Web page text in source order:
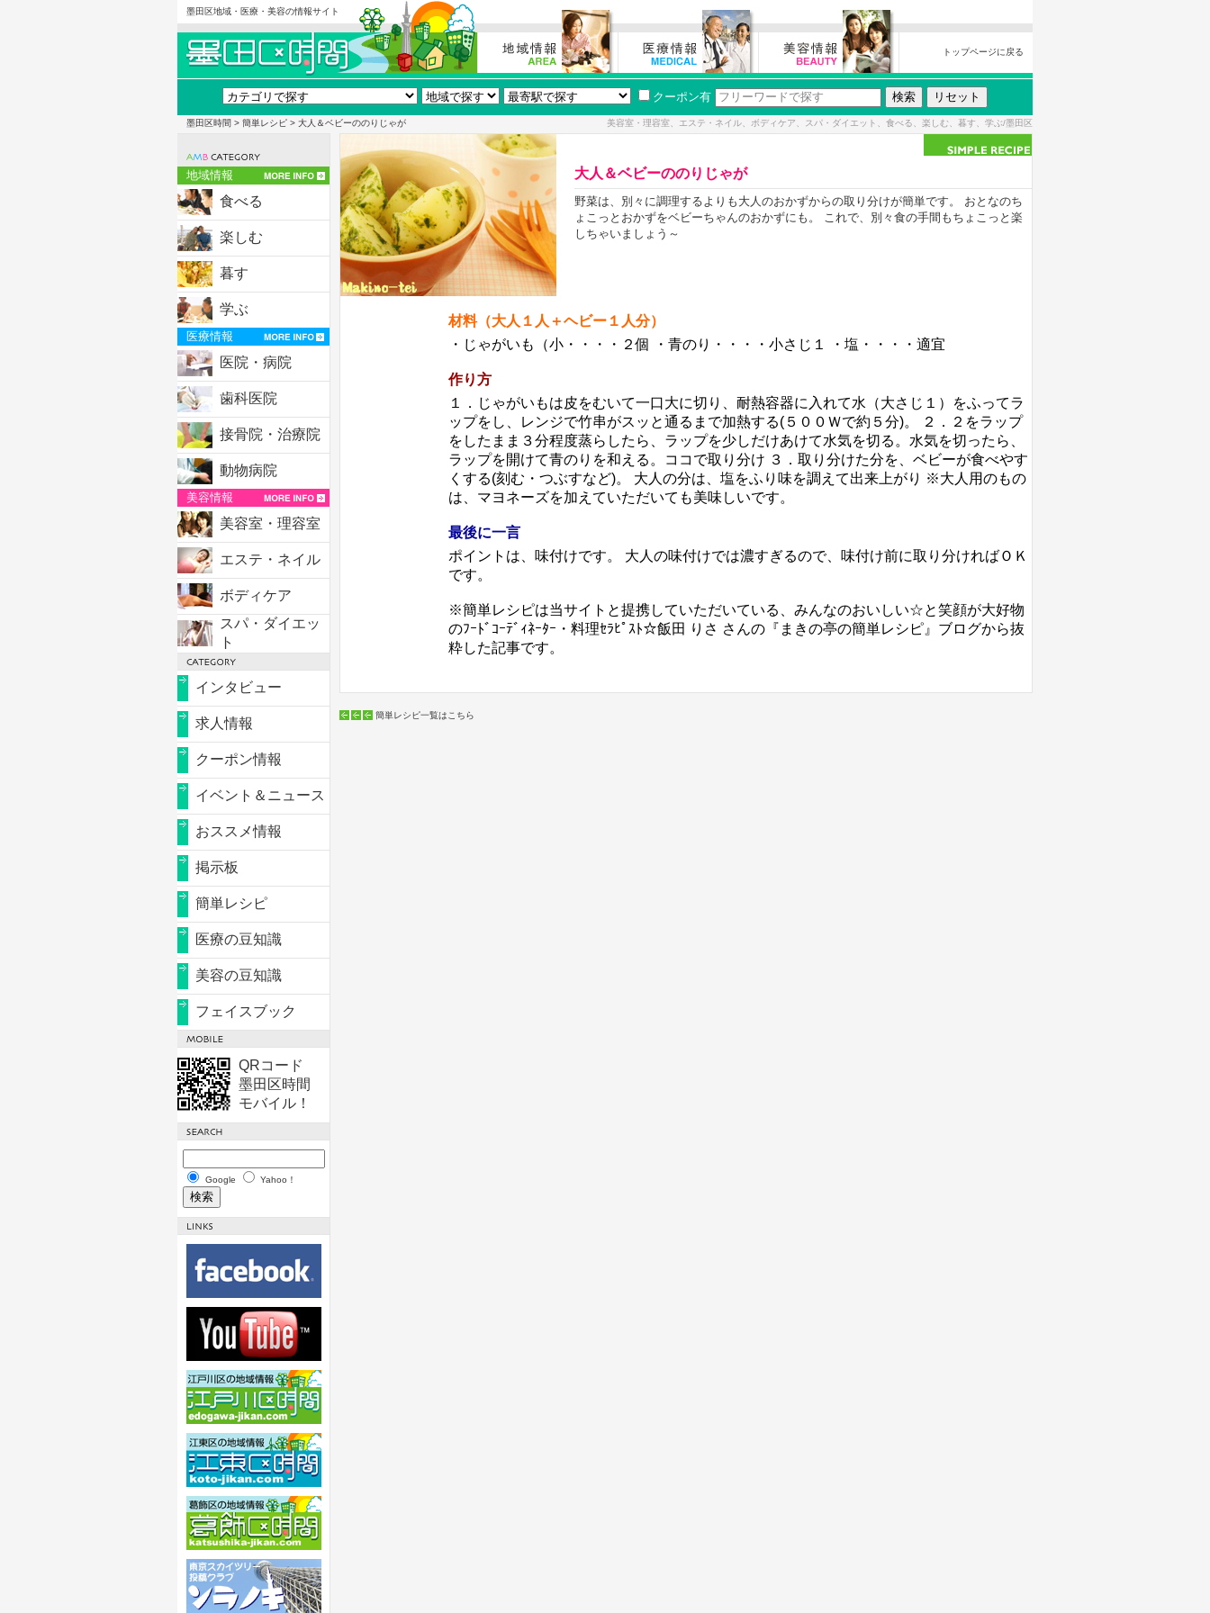
墨田区地域・医療・美容の情報サイト
トップページに戻る
クーポン有
墨田区時間 > 簡単レシピ > 大人＆ベビーののりじゃが 美容室・理容室、エステ・ネイル、ボディケア、スパ・ダイエット、食べる、楽しむ、暮す、学ぶ/墨田区
地域情報
食べる
楽しむ
暮す
学ぶ
医療情報
医院・病院
歯科医院
接骨院・治療院
動物病院
美容情報
美容室・理容室
エステ・ネイル
ボディケア
スパ・ダイエッ
ト
インタビュー
求人情報
クーポン情報
イベント＆ニュース
おススメ情報
掲示板
簡単レシピ
医療の豆知識
美容の豆知識
フェイスブック
QRコード
墨田区時間
モバイル！
Google Yahoo！
大人＆ベビーののりじゃが
野菜は、別々に調理するよりも大人のおかずからの取り分けが簡単です。 おとなのち
ょこっとおかずをベビーちゃんのおかずにも。 これで、別々食の手間もちょこっと楽
しちゃいましょう～
材料（大人１人＋ヘビー１人分）
・じゃがいも（小・・・・２個 ・青のり・・・・小さじ１ ・塩・・・・適宜
作り方
１．じゃがいもは皮をむいて一口大に切り、耐熱容器に入れて水（大さじ１）をふってラ
ップをし、レンジで竹串がスッと通るまで加熱する(５００Ｗで約５分)。 ２．２をラップ
をしたまま３分程度蒸らしたら、ラップを少しだけあけて水気を切る。水気を切ったら、
ラップを開けて青のりを和える。ココで取り分け ３．取り分けた分を、ベビーが食べやす
くする(刻む・つぶすなど)。 大人の分は、塩をふり味を調えて出来上がり ※大人用のもの
は、マヨネーズを加えていただいても美味しいです。
最後に一言
ポイントは、味付けです。 大人の味付けでは濃すぎるので、味付け前に取り分ければＯＫ
です。
※簡単レシピは当サイトと提携していただいている、みんなのおいしい☆と笑顔が大好物
のﾌｰﾄﾞｺｰﾃﾞｨﾈｰﾀｰ・料理ｾﾗﾋﾟｽﾄ☆飯田 りさ さんの『まきの亭の簡単レシピ』ブログから抜
粋した記事です。
簡単レシピ一覧はこちら